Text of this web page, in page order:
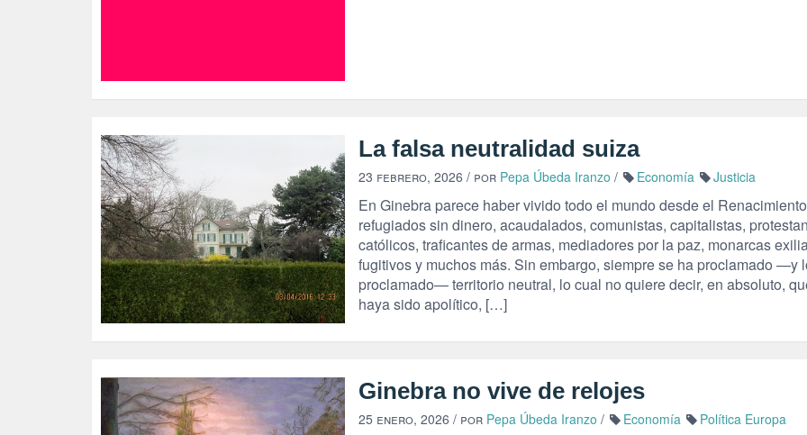
La falsa neutralidad suiza
23 febrero, 2026 / por Pepa Úbeda Iranzo / Economía Justicia
En Ginebra parece haber vivido todo el mundo desde el
refugiados sin dinero, acaudalados, comunistas, capitalistas,
católicos, traficantes de armas, mediadores por la paz, monarcas
fugitivos y muchos más. Sin embargo, siempre se ha proclamado —y
proclamado— territorio neutral, lo cual no quiere decir, en absoluto,
haya sido apolítico, […]
Ginebra no vive de relojes
25 enero, 2026 / por Pepa Úbeda Iranzo / Economía Política Europa